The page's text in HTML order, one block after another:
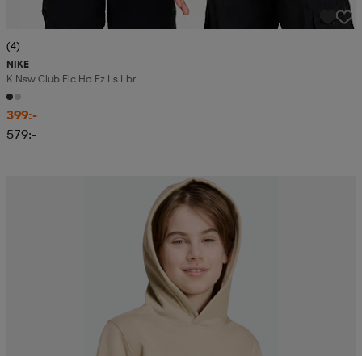
(4)
NIKE
K Nsw Club Flc Hd Fz Ls Lbr
399:-
579:-